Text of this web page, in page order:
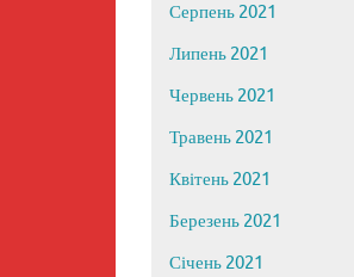
Серпень 2021
Липень 2021
Червень 2021
Травень 2021
Квітень 2021
Березень 2021
Січень 2021